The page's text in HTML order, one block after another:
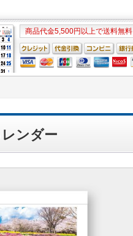
商品代金5,500円以上で送料無料
ンダー